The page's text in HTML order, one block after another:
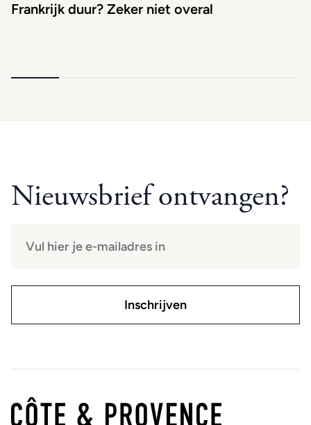
Frankrijk duur? Zeker niet overal
Nieuwsbrief ontvangen?